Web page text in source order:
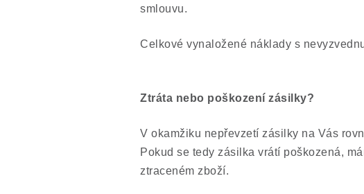
smlouvu.
Celkové vynaložené náklady s
Ztráta nebo poškození zásilky?
V okamžiku nepřevzetí zásilky na Vás
Pokud se tedy zásilka vrátí poškozená,
ztraceném zboží.